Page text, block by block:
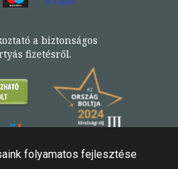
a biztonságos
fizetésről.